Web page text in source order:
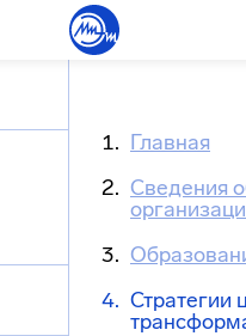
Главная
Сведения
Стратегии